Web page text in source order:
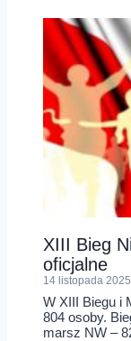
XIII Bieg
oficjalne
14 listopada 2025
W XIII Biegu i
804 osoby.
marsz NW –